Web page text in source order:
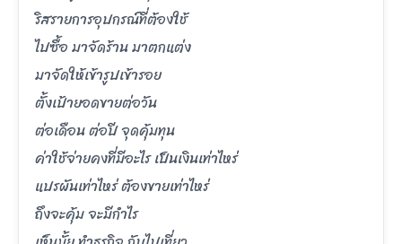
ริสรายการอุปกรณ์ที่ต้องใช้
ไปซื้อ มาจัดร้าน มาตกแต่ง
มาจัดให้เข้ารูปเข้ารอย
ตั้งเป้ายอดขายต่อวัน
ต่อเดือน ต่อปี จุดคุ้มทุน
ค่าใช้จ่ายคงที่มีอะไร เป็นเงินเท่าไหร่
แปรผันเท่าไหร่ ต้องขายเท่าไหร่
ถึงจะคุ้ม จะมีกำไร